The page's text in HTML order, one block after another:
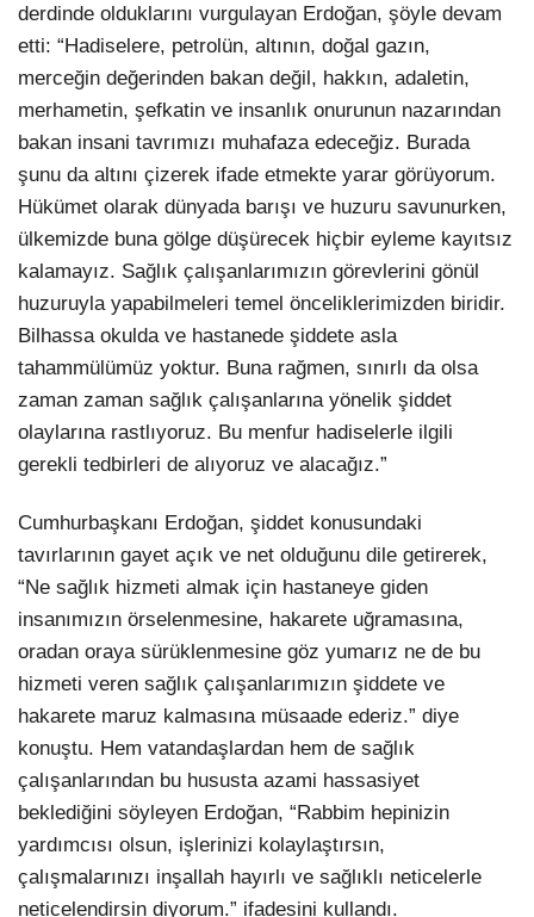
derdinde olduklarını vurgulayan Erdoğan, şöyle devam
etti: “Hadiselere, petrolün, altının, doğal gazın,
merceğin değerinden bakan değil, hakkın, adaletin,
merhametin, şefkatin ve insanlık onurunun nazarından
bakan insani tavrımızı muhafaza edeceğiz. Burada
şunu da altını çizerek ifade etmekte yarar görüyorum.
Hükümet olarak dünyada barışı ve huzuru savunurken,
ülkemizde buna gölge düşürecek hiçbir eyleme kayıtsız
kalamayız. Sağlık çalışanlarımızın görevlerini gönül
huzuruyla yapabilmeleri temel önceliklerimizden biridir.
Bilhassa okulda ve hastanede şiddete asla
tahammülümüz yoktur. Buna rağmen, sınırlı da olsa
zaman zaman sağlık çalışanlarına yönelik şiddet
olaylarına rastlıyoruz. Bu menfur hadiselerle ilgili
gerekli tedbirleri de alıyoruz ve alacağız.”
Cumhurbaşkanı Erdoğan, şiddet konusundaki
tavırlarının gayet açık ve net olduğunu dile getirerek,
“Ne sağlık hizmeti almak için hastaneye giden
insanımızın örselenmesine, hakarete uğramasına,
oradan oraya sürüklenmesine göz yumarız ne de bu
hizmeti veren sağlık çalışanlarımızın şiddete ve
hakarete maruz kalmasına müsaade ederiz.” diye
konuştu. Hem vatandaşlardan hem de sağlık
çalışanlarından bu hususta azami hassasiyet
beklediğini söyleyen Erdoğan, “Rabbim hepinizin
yardımcısı olsun, işlerinizi kolaylaştırsın,
çalışmalarınızı inşallah hayırlı ve sağlıklı neticelerle
neticelendirsin diyorum.” ifadesini kullandı.